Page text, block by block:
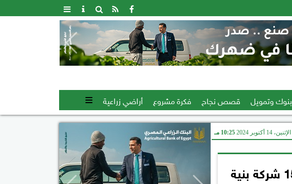
بنوك وتمويل قصص نجاح فكرة مشروع أراضي زراعية
الإثنين، 14 أكتوبر 2024 10:25 مـ
المصريين الأفارقة” ووزير البنية التحتية البوروندي يلتقيان بأكبر 15 شركة بنية